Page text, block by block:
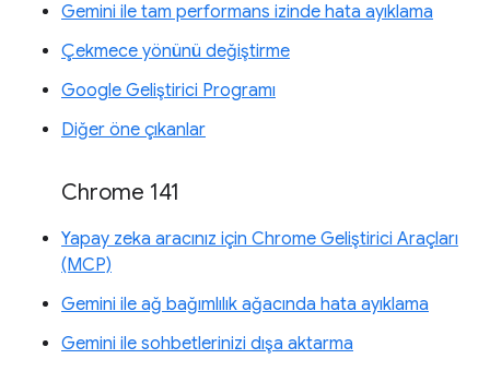
Gemini ile tam performans izinde hata ayıklama
Çekmece yönünü değiştirme
Google Geliştirici Programı
Diğer öne çıkanlar
Chrome 141
Yapay zeka aracınız için Chrome Geliştirici Araçları
(MCP)
Gemini ile ağ bağımlılık ağacında hata ayıklama
Gemini ile sohbetlerinizi dışa aktarma